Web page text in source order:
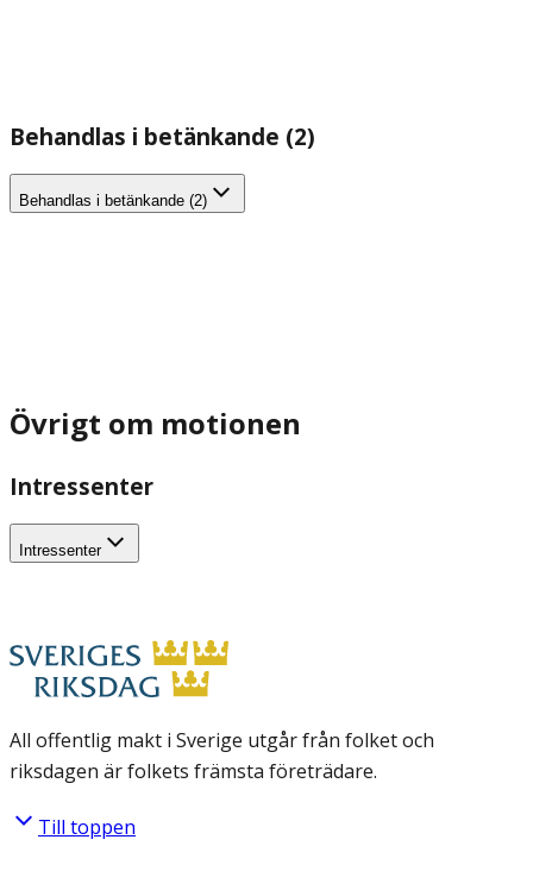
Behandlas i betänkande (2)
Behandlas i betänkande (2)
Övrigt om motionen
Intressenter
Intressenter
All offentlig makt i Sverige utgår från folket och
riksdagen är folkets främsta företrädare.
Till toppen